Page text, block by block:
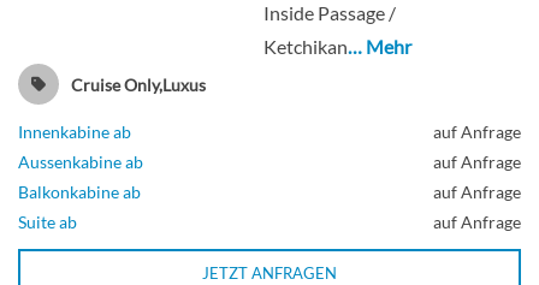
Inside Passage /
Ketchikan… Mehr
Cruise Only,Luxus
Innenkabine ab
auf Anfrage
Aussenkabine ab
auf Anfrage
Balkonkabine ab
auf Anfrage
Suite ab
auf Anfrage
JETZT ANFRAGEN